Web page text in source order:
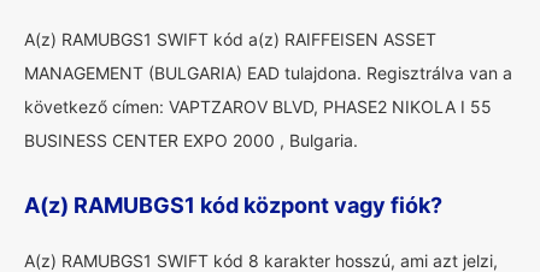
A(z) RAMUBGS1 SWIFT kód a(z) RAIFFEISEN ASSET
MANAGEMENT (BULGARIA) EAD tulajdona. Regisztrálva van a
következő címen: VAPTZAROV BLVD, PHASE2 NIKOLA I 55
BUSINESS CENTER EXPO 2000 , Bulgaria.
A(z) RAMUBGS1 kód központ vagy fiók?
A(z) RAMUBGS1 SWIFT kód 8 karakter hosszú, ami azt jelzi,